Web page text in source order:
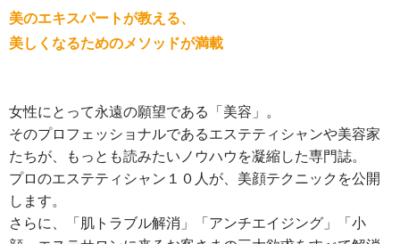
美のエキスパートが教える、
美しくなるためのメソッドが満載
女性にとって永遠の願望である「美容」。
そのプロフェッショナルであるエステティシャンや美容家
たちが、もっとも読みたいノウハウを凝縮した専門誌。
プロのエステティシャン１０人が、美顔テクニックを公開
します。
さらに、「肌トラブル解消」「アンチエイジング」「小